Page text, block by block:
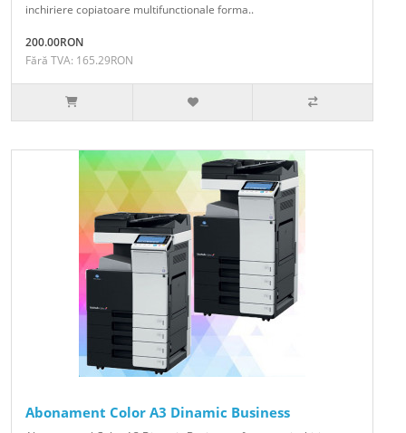
inchiriere copiatoare multifunctionale forma..
200.00RON
Fără TVA: 165.29RON
Abonament Color A3 Dinamic Business